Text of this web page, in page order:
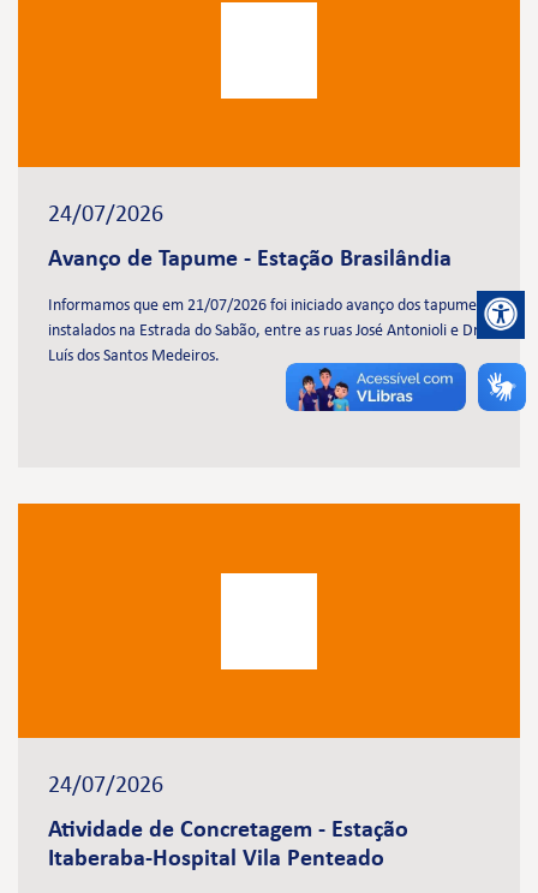
24/07/2026
Avanço de Tapume - Estação Brasilândia
Informamos que em 21/07/2026 foi iniciado avanço dos tapumes
instalados na Estrada do Sabão, entre as ruas José Antonioli e Dr.
Luís dos Santos Medeiros.
24/07/2026
Atividade de Concretagem - Estação
Itaberaba-Hospital Vila Penteado